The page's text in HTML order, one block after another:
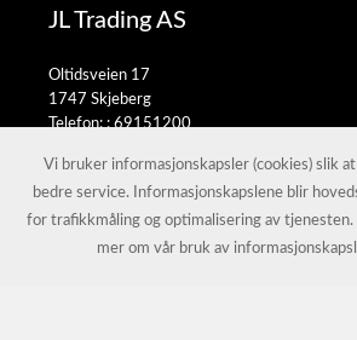
JL Trading AS
Oltidsveien 17
1747 Skjeberg
Telefon: :69151200
© JL Trading AS |Nettbutikk
Vi bruker informasjonskapsler (cookies) slik
bedre service. Informasjonskapslene blir
for trafikkmåling og optimalisering av tjenesten.
mer om vår bruk av